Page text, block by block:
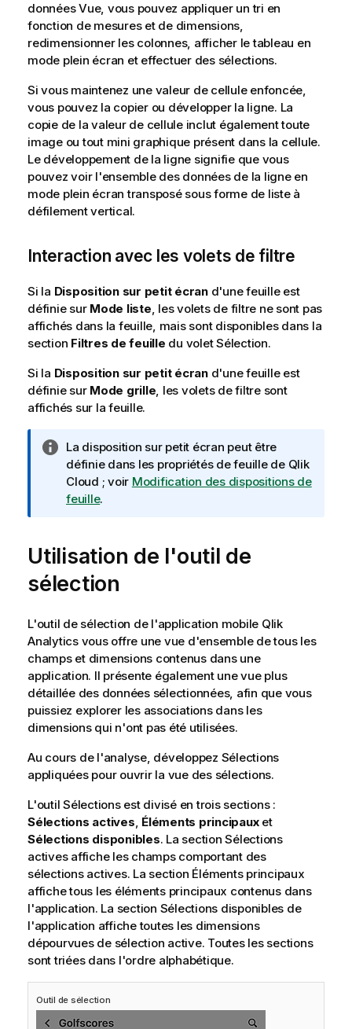
données Vue, vous pouvez appliquer un tri en
fonction de mesureset de dimensions,
redimensionner les colonnes, afficher le tableau en
mode plein écran et effectuer des sélections.
Si vous maintenez une valeur de cellule enfoncée,
vous pouvez la copier ou développer la ligne. La
copie de la valeur de cellule inclut également toute
image ou tout mini graphique présent dans la cellule.
Le développement de la ligne signifie que vous
pouvez voir l'ensemble des données de la ligne en
mode plein écran transposé sous forme de liste à
défilement vertical.
Interaction avec les volets de filtre
Si la Disposition sur petit écrand'une feuille est
définie sur Mode liste, les volets de filtre ne sont pas
affichés dans la feuille, mais sont disponibles dans la
section Filtres de feuille du volet Sélection.
Si la Disposition sur petit écrand'une feuille est
définie sur Mode grille, les volets de filtre sont
affichés sur la feuille.
N
o
t
e
f
o
r
a
t
i
o
n
s
La disposition sur petit écran peut être
définie dans les propriétés de feuille de Qlik
Cloud ; voir Modification des dispositions de
feuille.
Utilisation de l'outil de
sélection
L'outil de sélection de l'application mobile Qlik
Analyticsvous offre une vue d'ensemble de tous les
champset dimensions contenus dans une
application. Il présente également une vue plus
détaillée des données sélectionnées, afin que vous
puissiez explorer les associations dans les
dimensions qui n'ont pas été utilisées.
Au cours de l'analyse, développez Sélections
appliquées pour ouvrir la vue des sélections.
L'outil Sélections est divisé en trois sections :
Sélections actives Éléments principauxet
Sélections disponibles. La section Sélections
actives affiche les champs comportant des
sélections actives. La section Éléments principaux
affiche tous les éléments principaux contenus dans
l'application. La section Sélections disponibles de
l'application affiche toutes les dimensions
dépourvues de sélection active. Toutes les sections
sont triées dans l'ordre alphabétique.
Outil de sélection